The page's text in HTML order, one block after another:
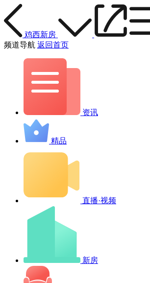
鸡西新房
频道导航 返回首页
资讯
精品
直播·视频
新房